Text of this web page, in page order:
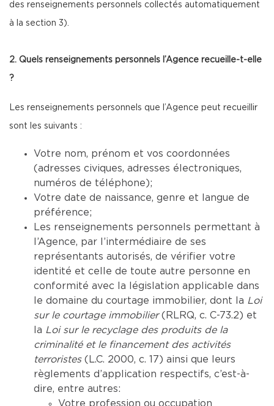
des renseignements personnels collectés automatiquement
à la section 3).
2. Quels renseignements personnels l’Agence recueille-t-elle
?
Les renseignements personnels que l’Agence peut recueillir
sont les suivants :
Votre nom, prénom et vos coordonnées
(adresses civiques, adresses électroniques,
numéros de téléphone);
Votre date de naissance, genre et langue de
préférence;
Les renseignements personnels permettant à
l’Agence, par l’intermédiaire de ses
représentants autorisés, de vérifier votre
identité et celle de toute autre personne en
conformité avec la législation applicable dans
le domaine du courtage immobilier, dont la Loi
sur le courtage immobilier(RLRQ, c. C-73.2) et
la Loi sur le recyclage des produits de la
criminalité et le financement des activités
terroristes(L.C. 2000, c. 17) ainsi que leurs
règlements d’application respectifs, c’est-à-
dire, entre autres:
Votre profession ou occupation